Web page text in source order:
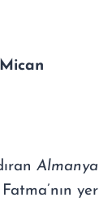
Almanya
yer